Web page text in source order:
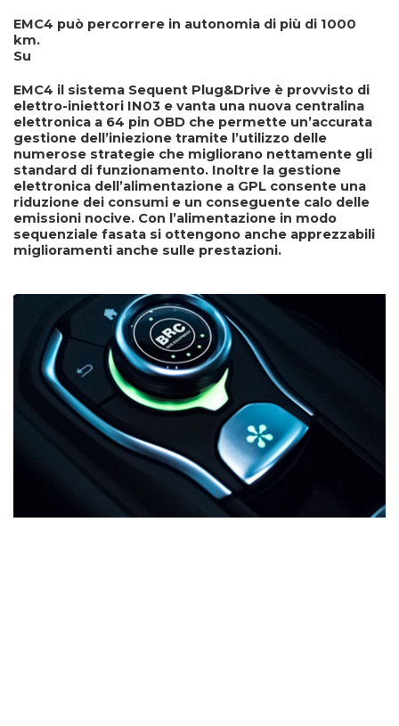
EMC4 può percorrere in autonomia di più di 1000
km.
Su
EMC4 il sistema Sequent Plug&Drive è provvisto di
elettro-iniettori IN03 e vanta una nuova centralina
elettronica a 64 pin OBD che permette un’accurata
gestione dell’iniezione tramite l’utilizzo delle
numerose strategie che migliorano nettamente gli
standard di funzionamento. Inoltre la gestione
elettronica dell’alimentazione a GPL consente una
riduzione dei consumi e un conseguente calo delle
emissioni nocive. Con l’alimentazione in modo
sequenziale fasata si ottengono anche apprezzabili
miglioramenti anche sulle prestazioni.